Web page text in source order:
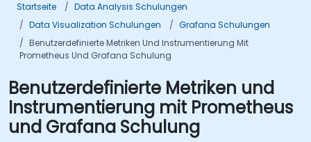
Startseite
Data Analysis Schulungen
Data Visualization Schulungen
Grafana Schulungen
Benutzerdefinierte Metriken Und Instrumentierung Mit
Prometheus Und Grafana Schulung
Benutzerdefinierte Metriken und
Instrumentierung mit Prometheus
und Grafana Schulung